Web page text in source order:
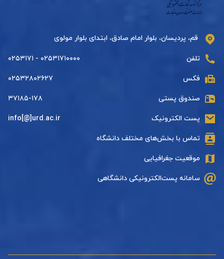
قم، پردیسان، بلوار امام صادق، ابتدای بلوار مولوی
تلفن ۰۲۵۳۱۷۱۰۰۰۰ - ۰۲۵۳۱۷۱
فکس ۰۲۵۳۲۸۰۲۶۲۷
صندوق پستی ۳۷۱۸۵-۱۷۸
پست الکترونیک info[@]urd.ac.ir
تماس با بخش‌های مختلف دانشگاه
موقعیت جغرافیایی
سامانه پست‌الکترونیکی دانشگاهی